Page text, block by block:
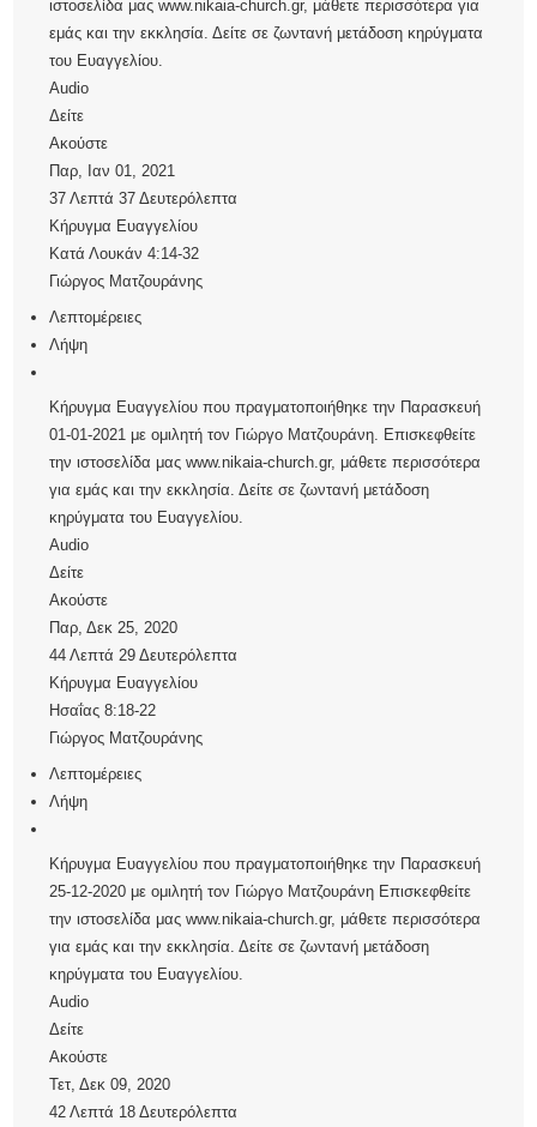
ιστοσελίδα μας www.nikaia-church.gr, μάθετε περισσότερα για
εμάς και την εκκλησία. Δείτε σε ζωντανή μετάδοση κηρύγματα
του Ευαγγελίου.
Audio
Δείτε
Ακούστε
Παρ, Ιαν 01, 2021
37 Λεπτά 37 Δευτερόλεπτα
Κήρυγμα Ευαγγελίου
Κατά Λουκάν 4:14-32
Γιώργος Ματζουράνης
Λεπτομέρειες
Λήψη
Κήρυγμα Ευαγγελίου που πραγματοποιήθηκε την Παρασκευή
01-01-2021 με ομιλητή τον Γιώργο Ματζουράνη. Επισκεφθείτε
την ιστοσελίδα μας www.nikaia-church.gr, μάθετε περισσότερα
για εμάς και την εκκλησία. Δείτε σε ζωντανή μετάδοση
κηρύγματα του Ευαγγελίου.
Audio
Δείτε
Ακούστε
Παρ, Δεκ 25, 2020
44 Λεπτά 29 Δευτερόλεπτα
Κήρυγμα Ευαγγελίου
Ησαΐας 8:18-22
Γιώργος Ματζουράνης
Λεπτομέρειες
Λήψη
Κήρυγμα Ευαγγελίου που πραγματοποιήθηκε την Παρασκευή
25-12-2020 με ομιλητή τον Γιώργο Ματζουράνη Επισκεφθείτε
την ιστοσελίδα μας www.nikaia-church.gr, μάθετε περισσότερα
για εμάς και την εκκλησία. Δείτε σε ζωντανή μετάδοση
κηρύγματα του Ευαγγελίου.
Audio
Δείτε
Ακούστε
Τετ, Δεκ 09, 2020
42 Λεπτά 18 Δευτερόλεπτα